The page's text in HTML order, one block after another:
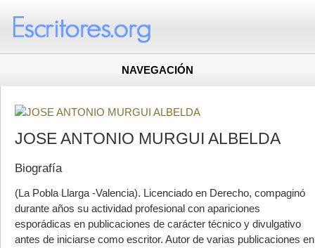
NAVEGACIÓN
JOSE ANTONIO MURGUI ALBELDA
Biografía
(La Pobla Llarga -Valencia). Licenciado en Derecho, compaginó
durante años su actividad profesional con apariciones
esporádicas en publicaciones de carácter técnico y divulgativo
antes de iniciarse como escritor. Autor de varias publicaciones en